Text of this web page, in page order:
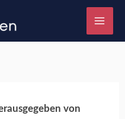
von